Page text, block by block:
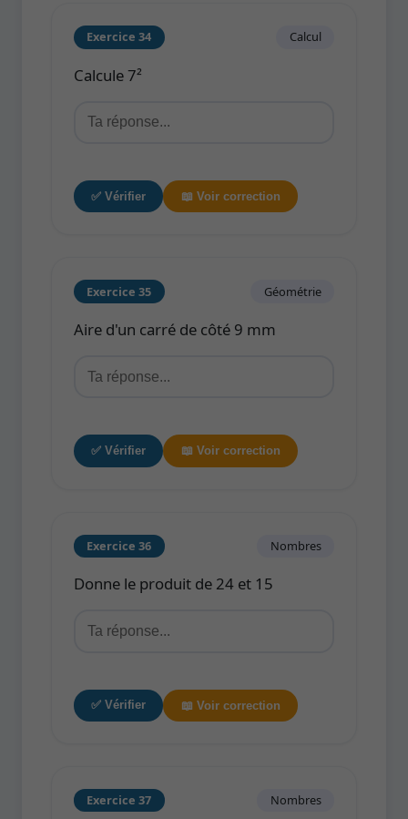
Exercice 34 Calcul
Calcule 7²
✅ Vérifier 📖 Voir correction
Exercice 35 Géométrie
Aire d'un carré de côté 9 mm
✅ Vérifier 📖 Voir correction
Exercice 36 Nombres
Donne le produit de 24 et 15
✅ Vérifier 📖 Voir correction
Exercice 37 Nombres